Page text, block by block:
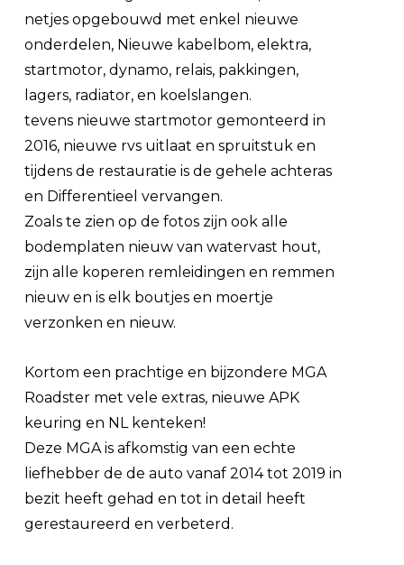
netjes opgebouwd met enkel nieuwe
onderdelen, Nieuwe kabelbom, elektra,
startmotor, dynamo, relais, pakkingen,
lagers, radiator, en koelslangen.
tevens nieuwe startmotor gemonteerd in
2016, nieuwe rvs uitlaat en spruitstuk en
tijdens de restauratie is de gehele achteras
en Differentieel vervangen.
Zoals te zien op de fotos zijn ook alle
bodemplaten nieuw van watervast hout,
zijn alle koperen remleidingen en remmen
nieuw en is elk boutjes en moertje
verzonken en nieuw.
Kortom een prachtige en bijzondere MGA
Roadster met vele extras, nieuwe APK
keuring en NL kenteken!
Deze MGA is afkomstig van een echte
liefhebber de de auto vanaf 2014 tot 2019 in
bezit heeft gehad en tot in detail heeft
gerestaureerd en verbeterd.